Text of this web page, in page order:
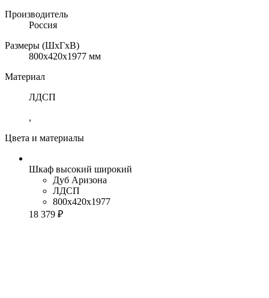
Производитель
Россия
Размеры (ШхГхВ)
800x420x1977 мм
Материал
ЛДСП
,
Цвета и материалы
Шкаф высокий широкий
Дуб Аризона
ЛДСП
800x420x1977
18 379 ₽